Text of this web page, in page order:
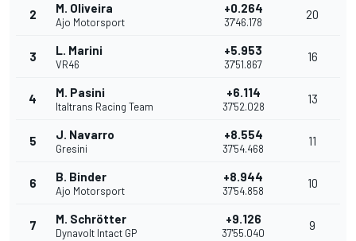
2 M. Oliveira
Ajo Motorsport
+0.264
37'46.178
20
3 L. Marini
VR46
+5.953
37'51.867
16
4 M. Pasini
Italtrans Racing Team
+6.114
37'52.028
13
5 J. Navarro
Gresini
+8.554
37'54.468
11
6 B. Binder
Ajo Motorsport
+8.944
37'54.858
10
7 M. Schrötter
Dynavolt Intact GP
+9.126
37'55.040
9